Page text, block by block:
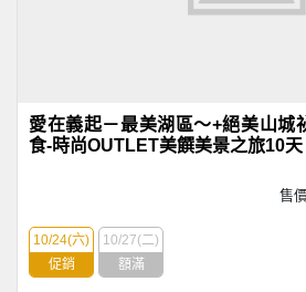
愛在義起－最美湖區～+絕美山城
食-時尚OUTLET美饌美景之旅10天
售
10/24(六)
促銷
10/27(二)
額滿